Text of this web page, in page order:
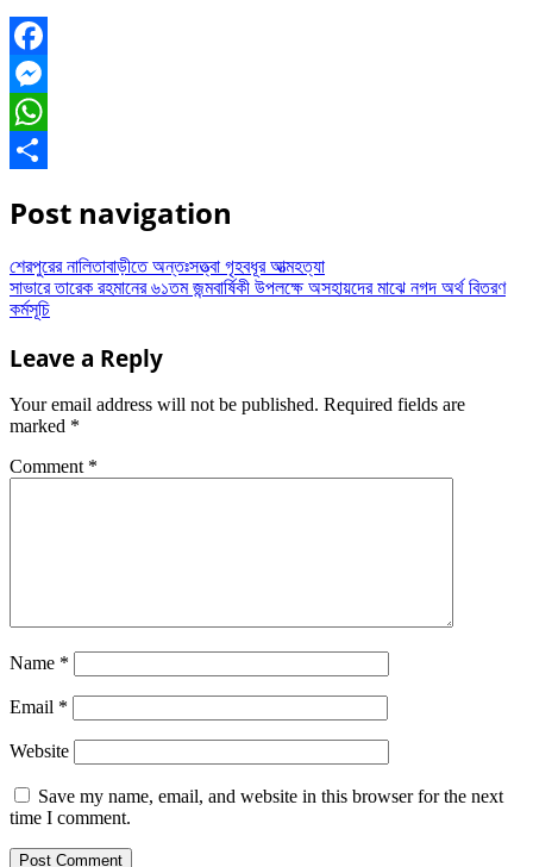
Facebook
Messenger
WhatsApp
Post navigation
শেরপুরের নালিতাবাড়ীতে অন্তঃসত্ত্বা গৃহবধূর আত্মহত্যা
সাভারে তারেক রহমানের ৬১তম জন্মবার্ষিকী উপলক্ষে অসহায়দের মাঝে নগদ অর্থ বিতরণ
কর্মসূচি
Leave a Reply
Your email address will not be published. Required fields are
marked *
Comment *
Name *
Email *
Website
Save my name, email, and website in this browser for the next
time I comment.